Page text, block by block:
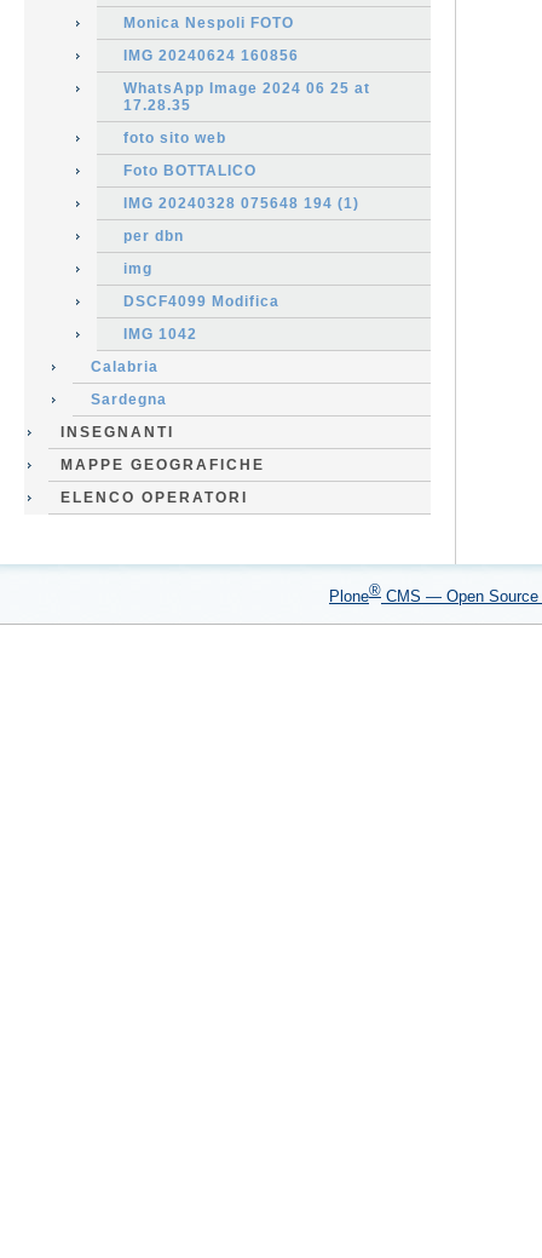
Monica Nespoli FOTO
IMG 20240624 160856
WhatsApp Image 2024 06 25 at
17.28.35
foto sito web
Foto BOTTALICO
IMG 20240328 075648 194 (1)
per dbn
img
DSCF4099 Modifica
IMG 1042
Calabria
Sardegna
INSEGNANTI
MAPPE GEOGRAFICHE
ELENCO OPERATORI
Plone® CMS — Open Source